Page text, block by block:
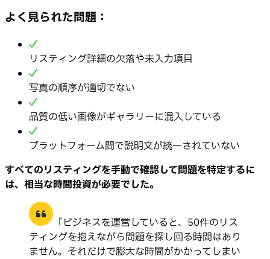
よく見られた問題：
リスティング詳細の欠落や未入力項目
写真の順序が適切でない
品質の低い画像がギャラリーに混入している
プラットフォーム間で説明文が統一されていない
すべてのリスティングを手動で確認して問題を特定するに
は、相当な時間投資が必要でした。
「ビジネスを運営していると、50件のリス
ティングを抱えながら問題を探し回る時間はあり
ません。それだけで膨大な時間がかかってしまい